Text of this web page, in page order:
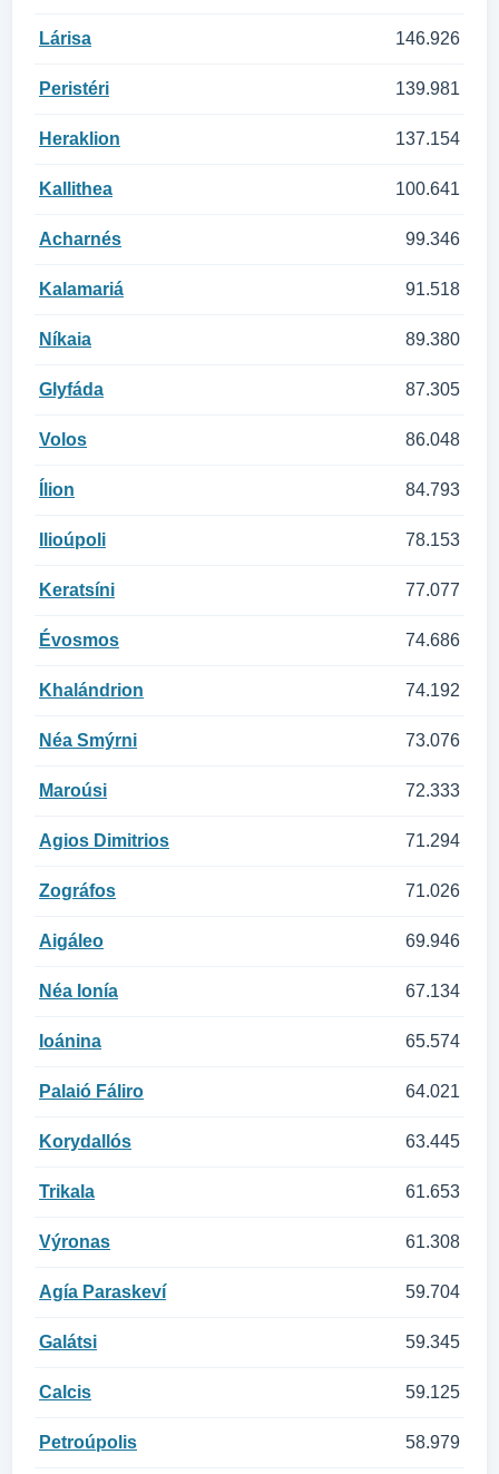
Lárisa 146.926
Peristéri 139.981
Heraklion 137.154
Kallithea 100.641
Acharnés 99.346
Kalamariá 91.518
Níkaia 89.380
Glyfáda 87.305
Volos 86.048
Ílion 84.793
Ilioúpoli 78.153
Keratsíni 77.077
Évosmos 74.686
Khalándrion 74.192
Néa Smýrni 73.076
Maroúsi 72.333
Agios Dimitrios 71.294
Zográfos 71.026
Aigáleo 69.946
Néa Ionía 67.134
Ioánina 65.574
Palaió Fáliro 64.021
Korydallós 63.445
Trikala 61.653
Výronas 61.308
Agía Paraskeví 59.704
Galátsi 59.345
Calcis 59.125
Petroúpolis 58.979